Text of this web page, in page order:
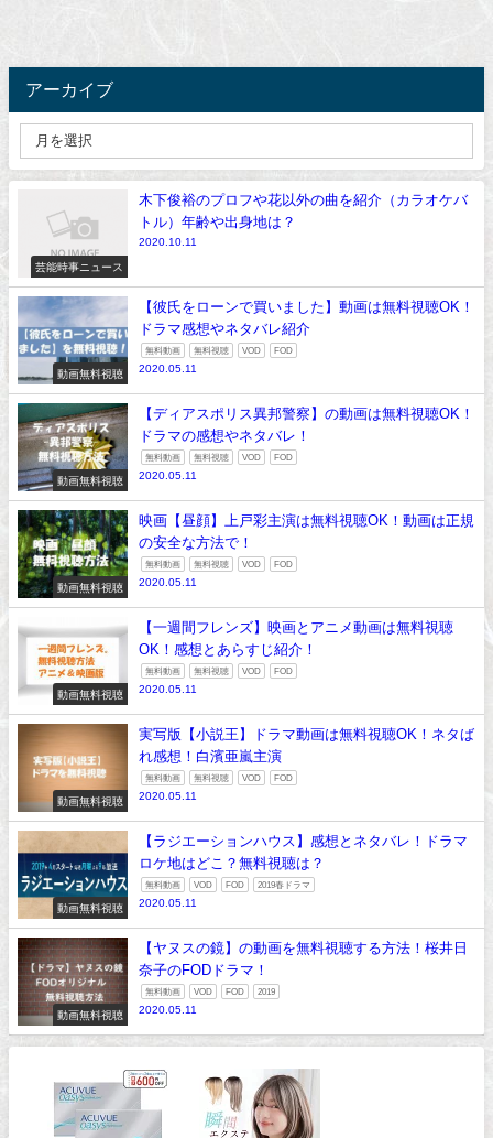
アーカイブ
芸能時事ニュース
木下俊裕のプロフや花以外の曲を紹介（カラオケバ
トル）年齢や出身地は？
2020.10.11
動画無料視聴
【彼氏をローンで買いました】動画は無料視聴OK！
ドラマ感想やネタバレ紹介
無料動画 無料視聴 VOD FOD
2020.05.11
動画無料視聴
【ディアスポリス異邦警察】の動画は無料視聴OK！
ドラマの感想やネタバレ！
無料動画 無料視聴 VOD FOD
2020.05.11
動画無料視聴
映画【昼顔】上戸彩主演は無料視聴OK！動画は正規
の安全な方法で！
無料動画 無料視聴 VOD FOD
2020.05.11
動画無料視聴
【一週間フレンズ】映画とアニメ動画は無料視聴
OK！感想とあらすじ紹介！
無料動画 無料視聴 VOD FOD
2020.05.11
動画無料視聴
実写版【小説王】ドラマ動画は無料視聴OK！ネタば
れ感想！白濱亜嵐主演
無料動画 無料視聴 VOD FOD
2020.05.11
動画無料視聴
【ラジエーションハウス】感想とネタバレ！ドラマ
ロケ地はどこ？無料視聴は？
無料動画 VOD FOD 2019春ドラマ
2020.05.11
動画無料視聴
【ヤヌスの鏡】の動画を無料視聴する方法！桜井日
奈子のFODドラマ！
無料動画 VOD FOD 2019
2020.05.11